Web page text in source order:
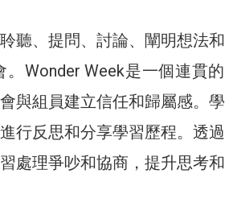
聽、提問、討論、闡明想法
Wonder Week是一個連貫
與組員建立信任和歸屬感。
行反思和分享學習歷程。透
處理爭吵和協商，提升思考